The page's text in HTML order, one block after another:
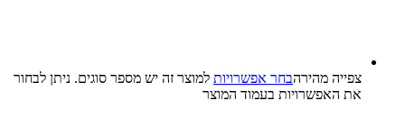
צפייה‬ ‫מהירה‬בחר אפשרויות למוצר זה יש מספר סוגים. ניתן לבחור
את האפשרויות בעמוד המוצר